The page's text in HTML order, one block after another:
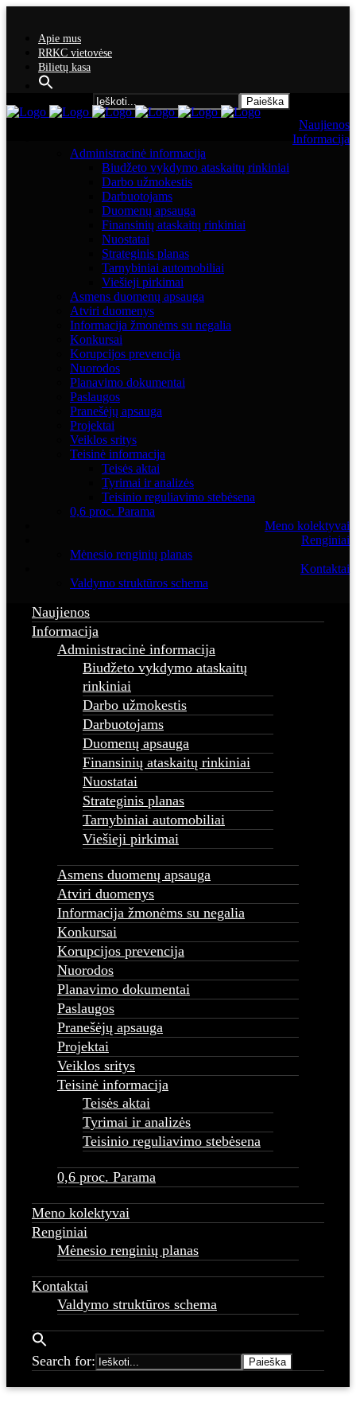
Apie mus
RRKC vietovėse
Bilietų kasa
Naujienos
Informacija
Administracinė informacija
Biudžeto vykdymo ataskaitų rinkiniai
Darbo užmokestis
Darbuotojams
Duomenų apsauga
Finansinių ataskaitų rinkiniai
Nuostatai
Strateginis planas
Tarnybiniai automobiliai
Viešieji pirkimai
Asmens duomenų apsauga
Atviri duomenys
Informacija žmonėms su negalia
Konkursai
Korupcijos prevencija
Nuorodos
Planavimo dokumentai
Paslaugos
Pranešėjų apsauga
Projektai
Veiklos sritys
Teisinė informacija
Teisės aktai
Tyrimai ir analizės
Teisinio reguliavimo stebėsena
0,6 proc. Parama
Meno kolektyvai
Renginiai
Mėnesio renginių planas
Kontaktai
Valdymo struktūros schema
Naujienos
Informacija
Administracinė informacija
Biudžeto vykdymo ataskaitų
rinkiniai
Darbo užmokestis
Darbuotojams
Duomenų apsauga
Finansinių ataskaitų rinkiniai
Nuostatai
Strateginis planas
Tarnybiniai automobiliai
Viešieji pirkimai
Asmens duomenų apsauga
Atviri duomenys
Informacija žmonėms su negalia
Konkursai
Korupcijos prevencija
Nuorodos
Planavimo dokumentai
Paslaugos
Pranešėjų apsauga
Projektai
Veiklos sritys
Teisinė informacija
Teisės aktai
Tyrimai ir analizės
Teisinio reguliavimo stebėsena
0,6 proc. Parama
Meno kolektyvai
Renginiai
Mėnesio renginių planas
Kontaktai
Valdymo struktūros schema
Search for: